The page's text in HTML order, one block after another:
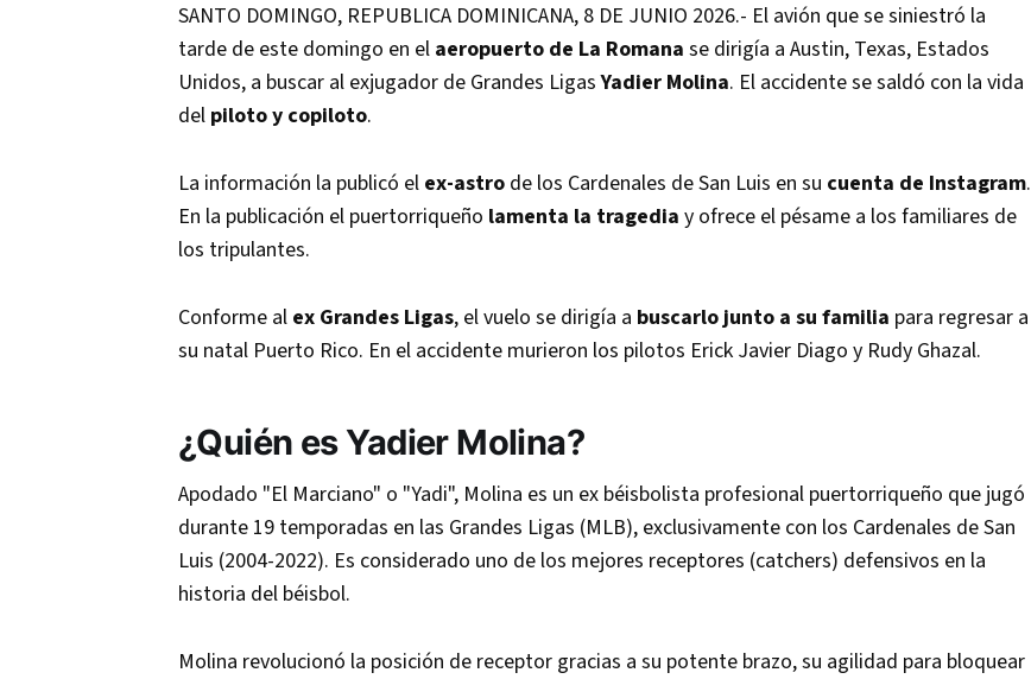
SANTO DOMINGO, REPUBLICA DOMINICANA, 8 DE JUNIO 2026.- El avión que se siniestró la
tarde de este domingo en el aeropuerto de La Romana se dirigía a Austin, Texas, Estados
Unidos, a buscar al exjugador de Grandes LigasYadier Molina. El accidente se saldó con la vida
del piloto y copiloto.
La información la publicó el ex-astro de los Cardenales de San Luis en su cuenta de Instagram.
En la publicación el puertorriqueño lamenta la tragedia y ofrece el pésame a los familiares de
los tripulantes.
Conforme al ex Grandes Ligas, el vuelo se dirigía a buscarlo junto a su familia para regresar a
su natal Puerto Rico. En el accidente murieron los pilotos Erick Javier Diago y Rudy Ghazal.
¿Quién esYadier Molina?
Apodado "El Marciano" o "Yadi", Molina es un ex béisbolista profesional puertorriqueño que jugó
durante 19 temporadas en las Grandes Ligas (MLB), exclusivamente con los Cardenales de San
Luis (2004-2022). Es considerado uno de los mejores receptores (catchers) defensivos en la
historia del béisbol.
Molina revolucionó la posición de receptor gracias a su potente brazo, su agilidad para bloquear